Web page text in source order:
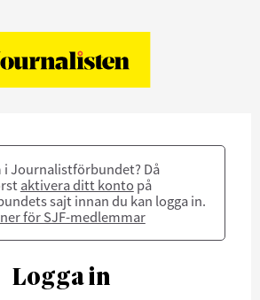
i Journalistförbundet? Då
aktivera ditt konto på
sajt innan du kan logga in.
för SJF-medlemmar
Logga in